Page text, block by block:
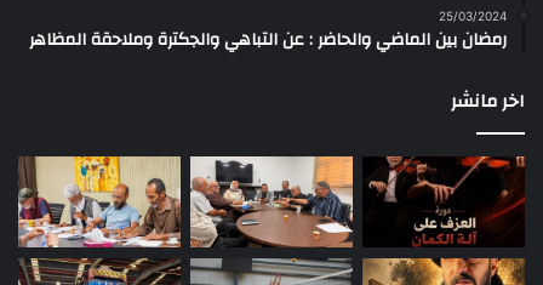
25/03/2024
رمضان بين الماضي والحاضر : عن التباهي والجكترة وملاحقة المظاهر
اخر مانشر